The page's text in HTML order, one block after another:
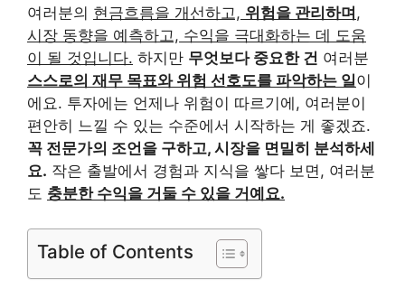
여러분의 현금흐름을 개선하고, 위험을 관리하며 ,
시장 동향을 예측하고, 수익을 극대화하는 데 도움
이 될 것입니다. 하지만 무엇보다 중요한 건 여러분
스스로의 재무 목표와 위험 선호도를 파악하는 일이
에요. 투자에는 언제나 위험이 따르기에, 여러분이
편안히 느낄 수 있는 수준에서 시작하는 게 좋겠죠.
꼭 전문가의 조언을 구하고, 시장을 면밀히 분석하세
요. 작은 출발에서 경험과 지식을 쌓다 보면, 여러분
도 충분한 수익을 거둘 수 있을 거예요.
Table of Contents